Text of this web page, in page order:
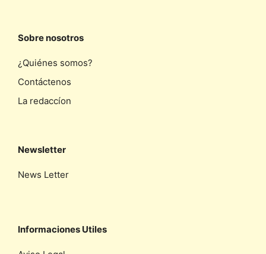
Sobre nosotros
¿Quiénes somos?
Contáctenos
La redaccíon
Newsletter
News Letter
Informaciones Utiles